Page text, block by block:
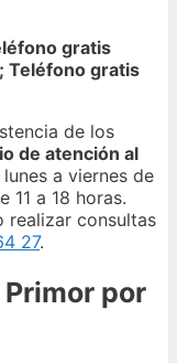
gratis
; Teléfono gratis
de los
de atención al
a viernes de
11 a 18 horas.
realizar consultas
27.
por